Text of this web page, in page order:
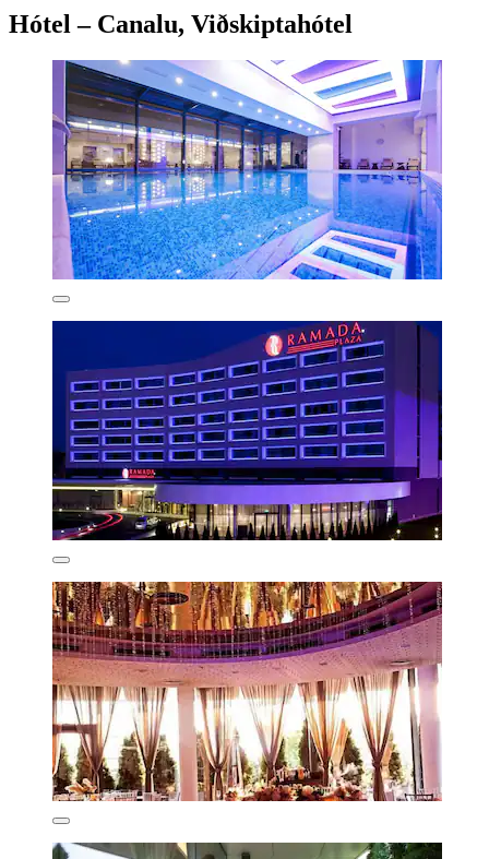
Hótel – Canalu, Viðskiptahótel